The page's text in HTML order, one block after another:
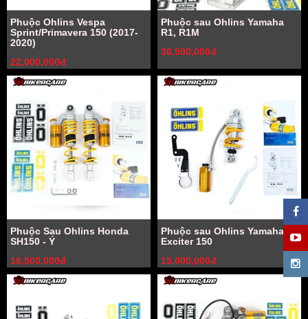
Phuộc Ohlins Vespa
Sprint/Primavera 150 (2017-
2020)
22,000,000đ
Phuộc sau Ohlins Yamaha
R1, R1M
36,500,000đ
Phuộc Sau Ohlins Honda
SH150 - Ý
18,500,000đ
Phuộc sau Ohlins Yamaha
Exciter 150
15,000,000đ